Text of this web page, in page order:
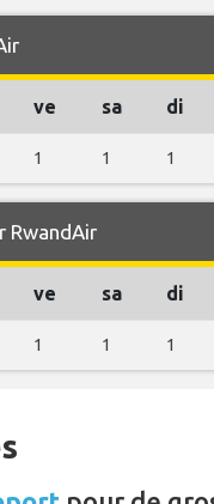
ve sa di
1 1 1
RwandAir
ve sa di
1 1 1